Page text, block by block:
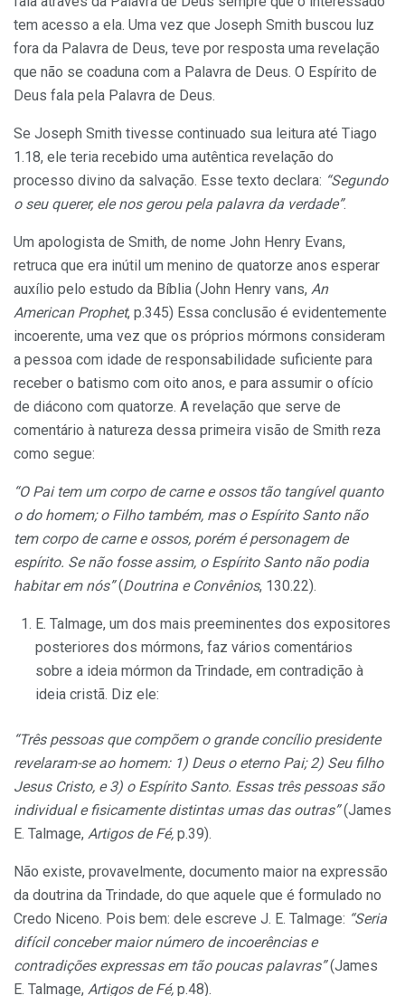
tem acesso a ela. Uma vez que Joseph Smith buscou luz
fora da Palavra de Deus, teve por resposta uma revelação
que não se coaduna com a Palavra de Deus. O Espírito de
Deus fala pela Palavra de Deus.
Se Joseph Smith tivesse continuado sua leitura até Tiago
1.18, ele teria recebido uma autêntica revelação do
processo divino da salvação. Esse texto declara: “Segundo
o seu querer, ele nos gerou pela palavra da verdade”.
Um apologista de Smith, de nome John Henry Evans,
retruca que era inútil um menino de quatorze anos esperar
auxílio pelo estudo da Bíblia (John Henry vans, An
American Prophet, p.345) Essa conclusão é evidentemente
incoerente, uma vez que os próprios mórmons consideram
a pessoa com idade de responsabilidade suficiente para
receber o batismo com oito anos, e para assumir o ofício
de diácono com quatorze. A revelação que serve de
comentário à natureza dessa primeira visão de Smith reza
como segue:
“O Pai tem um corpo de carne e ossos tão tangível quanto
o do homem; o Filho também, mas o Espírito Santo não
tem corpo de carne e ossos, porém é personagem de
espírito. Se não fosseassim, o Espírito Santo não podia
habitar em nós”(Doutrina e Convênios, 130.22).
E. Talmage, um dos mais preeminentes dos expositores
posteriores dos mórmons, faz vários comentários
sobre a ideia mórmon da Trindade, em contradição à
ideia cristã. Diz ele:
“Três pessoas que compõem o grande concílio presidente
revelaram-se ao homem: 1) Deus o eterno Pai; 2) Seu filho
Jesus Cristo, e 3) o Espírito Santo. Essas três pessoas são
individual e fisicamente distintas umas das outras”(James
E. Talmage, Artigos de Fé, p.39).
Não existe, provavelmente, documento maior na expressão
da doutrina da Trindade, do que aquele que é formulado no
Credo Niceno. Pois bem: dele escreve J. E. Talmage: “Seria
difícil conceber maior número de incoerências e
contradições expressas em tão poucas palavras”(James
E. Talmage, Artigos de Fé, p.48).